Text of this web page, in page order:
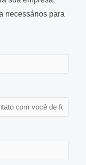
necessários para